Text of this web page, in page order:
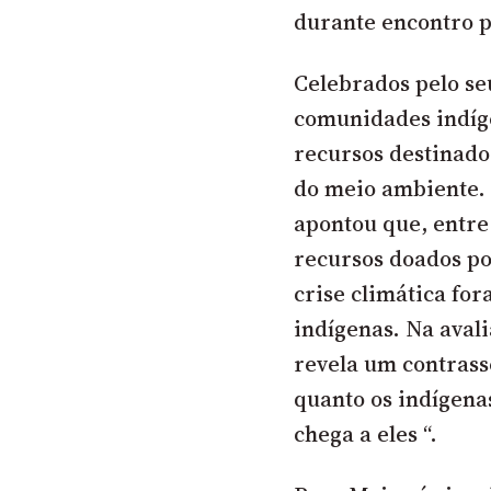
durante encontro
Celebrados pelo
comunidades
recursos
do meio
apontou que, entre
recursos doados
crise climática
indígenas. Na
revela um
quanto os
chega a eles “.